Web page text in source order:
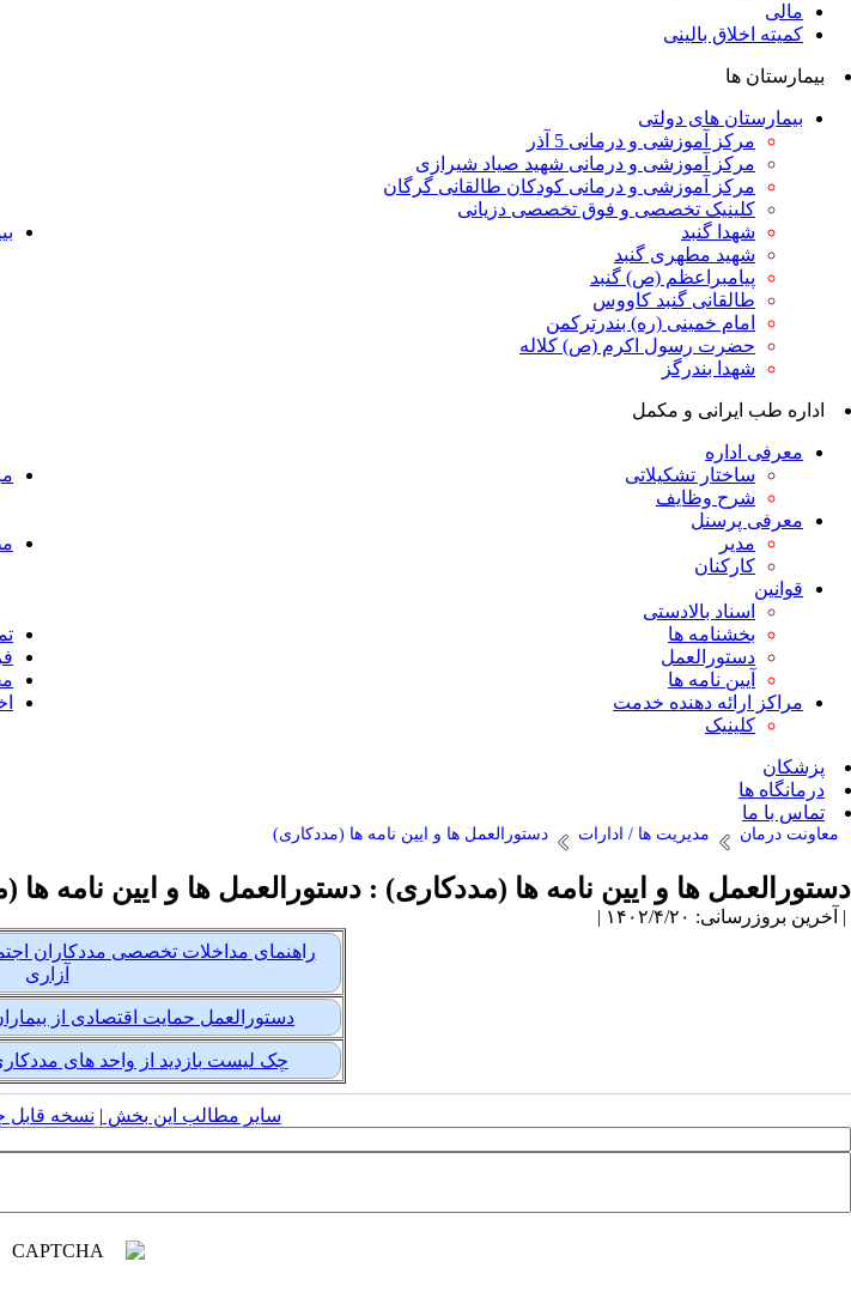
مالی
کمیته اخلاق بالینی
بیمارستان ها
بیمارستان های دولتی
مرکز آموزشی و درمانی 5 آذر
مرکز آموزشی و درمانی شهید صیاد شیرازی
مرکز آموزشی و درمانی کودکان طالقانی گرگان
کلینیک تخصصی و فوق تخصصی دزیانی
شهدا گنبد
شهید مطهری گنبد
پیامبراعظم (ص) گنبد
طالقانی گنبد کاووس
امام خمینی (ره) بندرترکمن
حضرت رسول اکرم (ص) کلاله
شهدا بندرگز
اداره طب ایرانی و مکمل
معرفی اداره
ساختار تشکیلاتی
شرح وظایف
معرفی پرسنل
مدیر
کارکنان
قوانین
اسناد بالادستی
بخشنامه ها
دستورالعمل
آیین نامه ها
مراکز ارائه دهنده خدمت
کلینیک
پزشکان
درمانگاه ها
تماس با ما
معاونت درمان مدیریت ها / ادارات دستورالعمل ها و ایین نامه ها (مددکاری)
دستورالعمل ها و ایین نامه ها (مددکاری) : دستورالعمل ها و ایین نامه ها
| آخرین بروزرسانی: ۱۴۰۲/۴/۲۰ |
راهنمای مداخلات تخصصی مددکاران
آزاری
دستورالعمل حمایت اقتصادی از
چک لیست بازدید از واحد های
سایر مطالب این بخش | نسخه قابل